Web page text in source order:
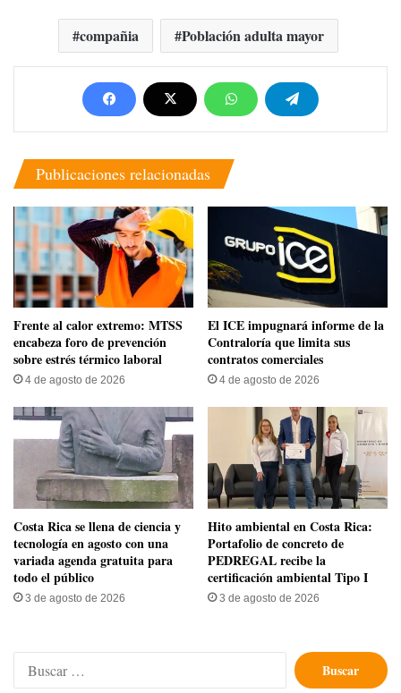
compañia Población adulta mayor
Publicaciones relacionadas
Frente al calor extremo: MTSS
encabeza foro de prevención
sobre estrés térmico laboral
4 de agosto de 2026
El ICE impugnará informe de la
Contraloría que limita sus
contratos comerciales
4 de agosto de 2026
​Costa Rica se llena de ciencia y
tecnología en agosto con una
variada agenda gratuita para
todo el público
3 de agosto de 2026
Hito ambiental en Costa Rica:
Portafolio de concreto de
PEDREGAL recibe la
certificación ambiental Tipo I
3 de agosto de 2026
Buscar: